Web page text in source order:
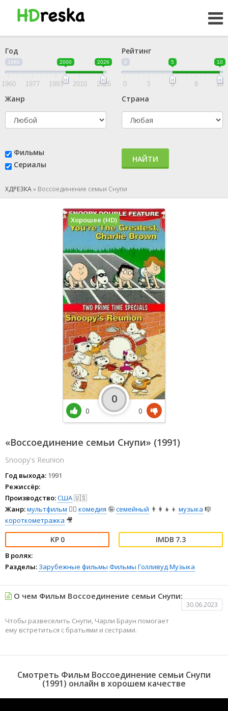
Год
1960 2000 2026
1960 1977 1993 2010 2026
Рейтинг
0 5 10
0 3 5 8 10
Жанр Страна
Фильмы
Сериалы
НАЙТИ
ХДРЕЗКА» Воссоединение семьи Снупи
«Воссоединение семьи Снупи» (1991)
Snoopy's Reunion
Год выхода: 1991
Режиссёр:
Производство:США🇺🇸
Жанр:мультфильм 🧚‍♀️ комедия 🤪семейный 👨‍👩‍👧‍👦 музыка 🎼
короткометражка 🎥
0 7.3
В ролях:
Разделы: Зарубежные фильмы Фильмы ГолливудМузыка
Хорошее (HD)
0
0
0
О чем Фильм Воссоединение семьи Снупи:
30.06.2023
Чтобы развеселить Снупи, Чарли Браун помогает
ему встретиться с братьями и сестрами.
Смотреть Фильм Воссоединение семьи Снупи
(1991) онлайн в хорошем качестве